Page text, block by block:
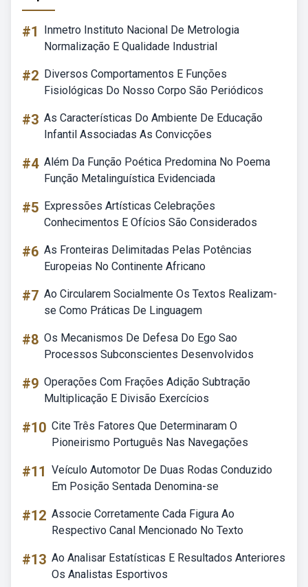
#1
Inmetro Instituto Nacional De Metrologia
Normalização E Qualidade Industrial
#2 Diversos Comportamentos E Funções
Fisiológicas Do Nosso Corpo São Periódicos
#3 As Características Do Ambiente De Educação
Infantil Associadas As Convicções
#4 Além Da Função Poética Predomina No Poema
Função Metalinguística Evidenciada
#5 Expressões Artísticas Celebrações
Conhecimentos E Ofícios São Considerados
#6 As Fronteiras Delimitadas Pelas Potências
Europeias No Continente Africano
#7 Ao Circularem Socialmente Os Textos Realizam-
se Como Práticas De Linguagem
#8 Os Mecanismos De Defesa Do Ego Sao
Processos Subconscientes Desenvolvidos
#9 Operações Com Frações Adição Subtração
Multiplicação E Divisão Exercícios
#10 Cite Três Fatores Que Determinaram O
Pioneirismo Português Nas Navegações
#11 Veículo Automotor De Duas Rodas Conduzido
Em Posição Sentada Denomina-se
#12 Associe Corretamente Cada Figura Ao
Respectivo Canal Mencionado No Texto
#13 Ao Analisar Estatísticas E Resultados Anteriores
Os Analistas Esportivos